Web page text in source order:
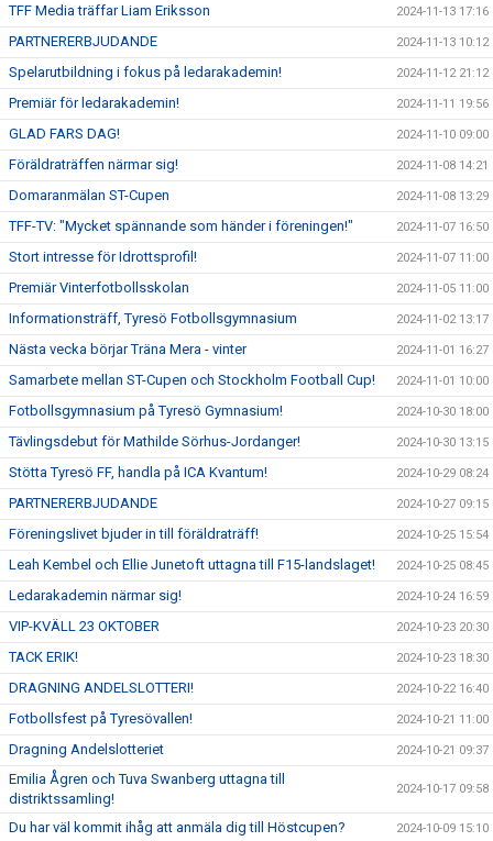
TFF Media träffar Liam Eriksson 2024-11-13 17:16
PARTNERERBJUDANDE 2024-11-13 10:12
Spelarutbildning i fokus på ledarakademin! 2024-11-12 21:12
Premiär för ledarakademin! 2024-11-11 19:56
GLAD FARS DAG! 2024-11-10 09:00
Föräldraträffen närmar sig! 2024-11-08 14:21
Domaranmälan ST-Cupen 2024-11-08 13:29
TFF-TV: "Mycket spännande som händer i föreningen!" 2024-11-07 16:50
Stort intresse för Idrottsprofil! 2024-11-07 11:00
Premiär Vinterfotbollsskolan 2024-11-05 11:00
Informationsträff, Tyresö Fotbollsgymnasium 2024-11-02 13:17
Nästa vecka börjar Träna Mera - vinter 2024-11-01 16:27
Samarbete mellan ST-Cupen och Stockholm Football Cup! 2024-11-01 10:00
Fotbollsgymnasium på Tyresö Gymnasium! 2024-10-30 18:00
Tävlingsdebut för Mathilde Sörhus-Jordanger! 2024-10-30 13:15
Stötta Tyresö FF, handla på ICA Kvantum! 2024-10-29 08:24
PARTNERERBJUDANDE 2024-10-27 09:15
Föreningslivet bjuder in till föräldraträff! 2024-10-25 15:54
Leah Kembel och Ellie Junetoft uttagna till F15-landslaget! 2024-10-25 08:45
Ledarakademin närmar sig! 2024-10-24 16:59
VIP-KVÄLL 23 OKTOBER 2024-10-23 20:30
TACK ERIK! 2024-10-23 18:30
DRAGNING ANDELSLOTTERI! 2024-10-22 16:40
Fotbollsfest på Tyresövallen! 2024-10-21 11:00
Dragning Andelslotteriet 2024-10-21 09:37
Emilia Ågren och Tuva Swanberg uttagna till
distriktssamling!
2024-10-17 09:58
Du har väl kommit ihåg att anmäla dig till Höstcupen? 2024-10-09 15:10